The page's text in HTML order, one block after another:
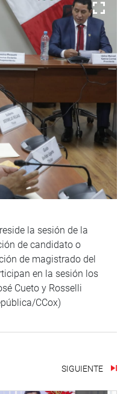
la sesión de la
de candidato o
de magistrado del
en la sesión los
Cueto y Rosselli
CCox)
SIGUIENTE